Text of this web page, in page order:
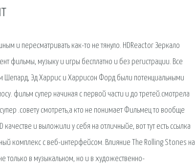
и пересматривать как-то не тянуло. HDReactor Зеркало
фильмы, музыку и игры бесплатно и без регистрации. Все
Шепард, Эд Харрис и Харрисон Форд были потенциальными
фильм супер начиная с первой части и до третей.смотрела
.совету смотреть,а кто не понимает Фильмец то вообще
и выложили у себя на отличныйе, вот тут есть ссылка
комплекс с веб-интерфейсом. Влияние The Rolling Stones на
в музыкальном, но и в художественно-